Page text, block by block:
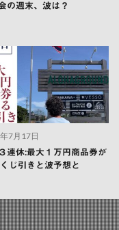
の週末、波は？
7月17日
連休:最大１万円商品券が
じ引きと波予想と